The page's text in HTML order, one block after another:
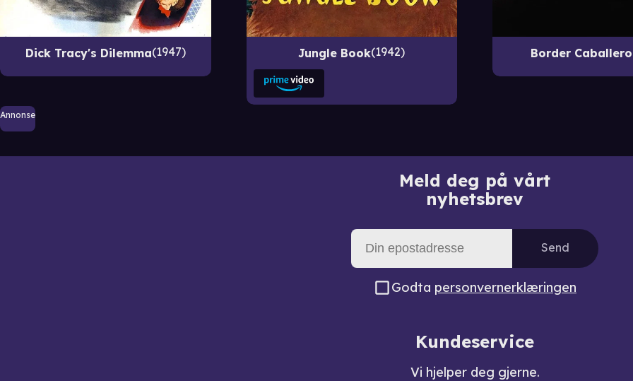
Dick Tracy's Dilemma 1947 Jungle Book 1942 Border Caballero
Annonse
Meld deg på vårt
nyhetsbrev
Send
Godta personvernerklæringen
Kundeservice
Vi hjelper deg gjerne.